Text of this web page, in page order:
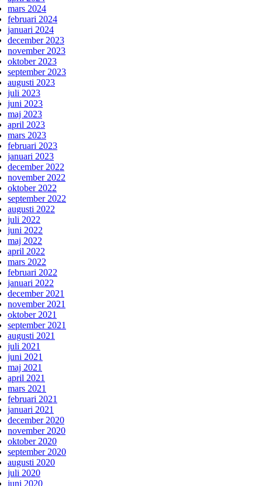
mars 2024
februari 2024
januari 2024
december 2023
november 2023
oktober 2023
september 2023
augusti 2023
juli 2023
juni 2023
maj 2023
april 2023
mars 2023
februari 2023
januari 2023
december 2022
november 2022
oktober 2022
september 2022
augusti 2022
juli 2022
juni 2022
maj 2022
april 2022
mars 2022
februari 2022
januari 2022
december 2021
november 2021
oktober 2021
september 2021
augusti 2021
juli 2021
juni 2021
maj 2021
april 2021
mars 2021
februari 2021
januari 2021
december 2020
november 2020
oktober 2020
september 2020
augusti 2020
juli 2020
juni 2020